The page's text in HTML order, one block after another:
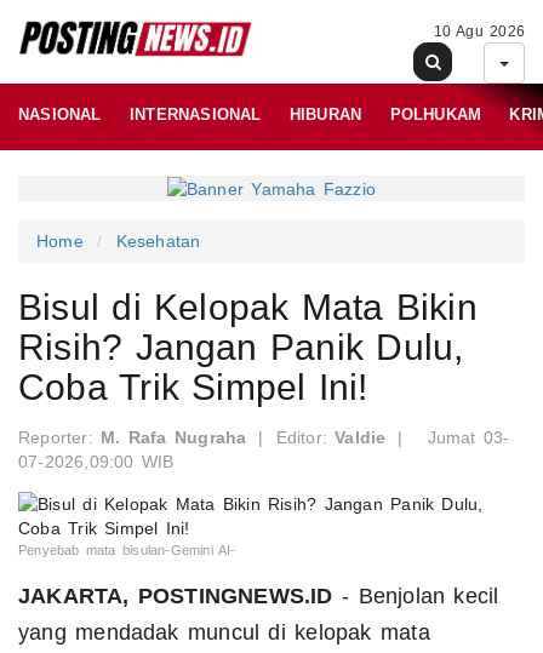
10 Agu 2026
NASIONAL INTERNASIONAL HIBURAN POLHUKAM
Home Kesehatan
Bisul di Kelopak Mata Bikin
Risih? Jangan Panik Dulu,
Coba Trik Simpel Ini!
Reporter: M. Rafa Nugraha | Editor:Valdie |
Jumat 03-
07-2026,09:00 WIB
Penyebab mata bisulan-Gemini AI-
JAKARTA, POSTINGNEWS.ID - Benjolan kecil
yang mendadak muncul di kelopak mata